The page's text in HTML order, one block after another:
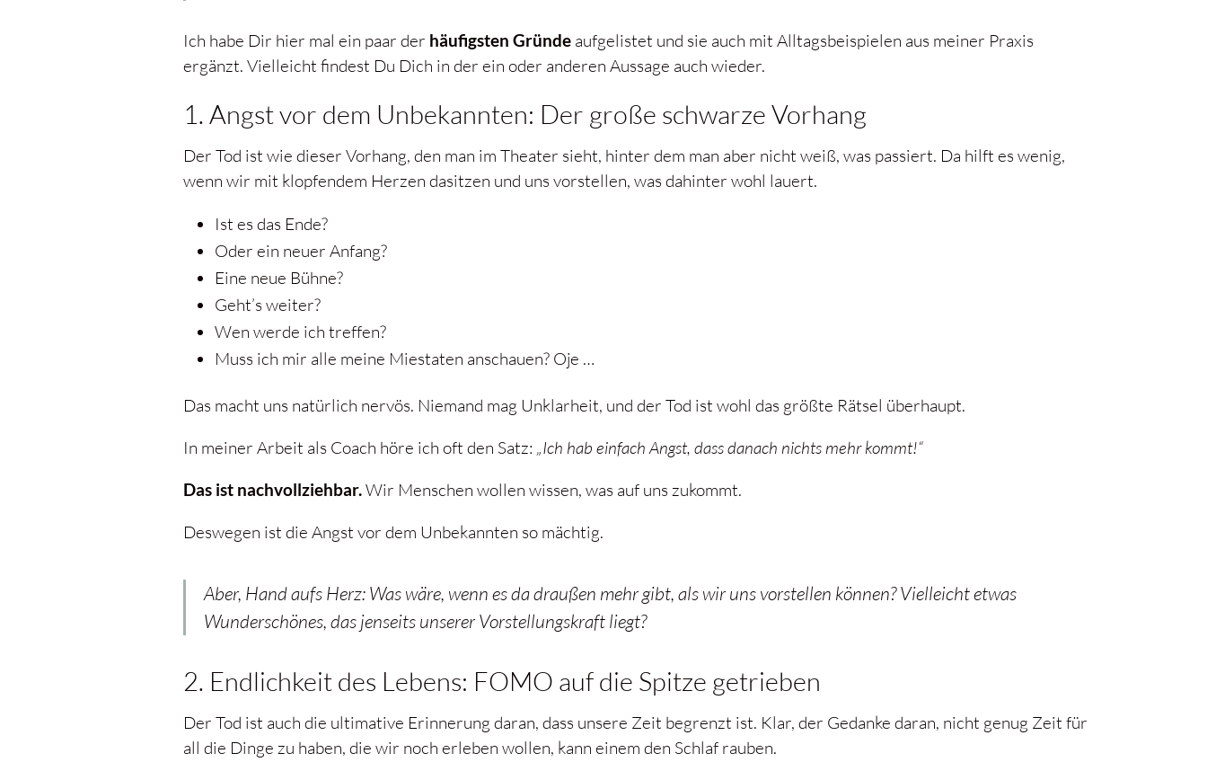
Ich habe Dir hier mal ein paar der häufigsten Gründeaufgelistet und sie auch mit Alltagsbeispielen aus meiner Praxis
ergänzt. Vielleicht findest Du Dich in der ein oder anderen Aussage auch wieder.
1. Angst vor dem Unbekannten: Der große schwarze Vorhang
Der Tod ist wie dieser Vorhang, den man im Theater sieht, hinter dem man aber nicht weiß, was passiert. Da hilft es wenig,
wenn wir mit klopfendem Herzen dasitzen und uns vorstellen, was dahinter wohl lauert.
Ist es das Ende?
Oder ein neuer Anfang?
Eine neue Bühne?
Geht’s weiter?
Wen werde ich treffen?
Muss ich mir alle meine Miestaten anschauen? Oje …
Das macht uns natürlich nervös. Niemand mag Unklarheit, und der Tod ist wohl das größte Rätsel überhaupt.
In meiner Arbeit als Coach höre ich oft den Satz: „Ich hab einfach Angst, dass danach nichts mehr kommt!“
Das ist nachvollziehbar.Wir Menschen wollen wissen, was auf uns zukommt.
Deswegen ist die Angst vor dem Unbekannten so mächtig.
Aber, Hand aufs Herz: Was wäre, wenn es da draußen mehr gibt, als wir uns vorstellen können? Vielleicht etwas
Wunderschönes, das jenseits unserer Vorstellungskraft liegt?
2. Endlichkeit des Lebens: FOMO auf die Spitze getrieben
Der Tod ist auch die ultimative Erinnerung daran, dass unsere Zeit begrenzt ist. Klar, der Gedanke daran, nicht genug Zeit für
all die Dinge zu haben, die wir noch erleben wollen, kann einem den Schlaf rauben.